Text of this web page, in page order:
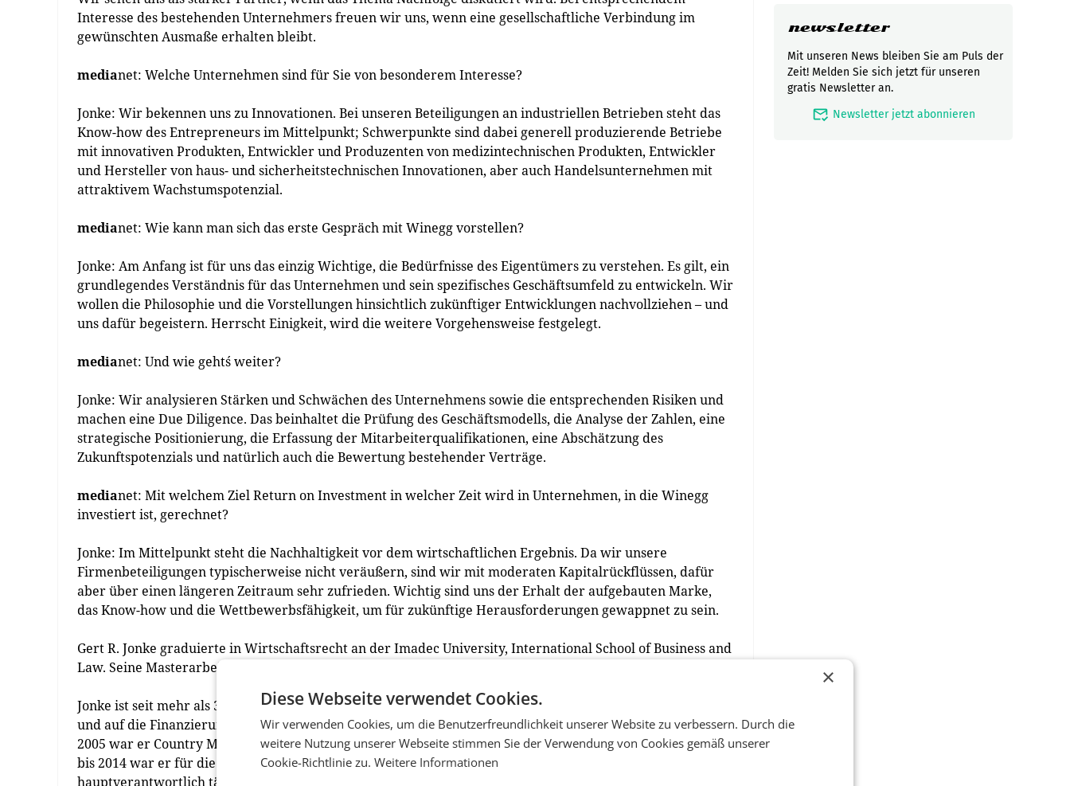
Interesse des bestehenden Unternehmers freuen wir uns, wenn eine gesellschaftliche Verbindung im
gewünschten Ausmaße erhalten bleibt.
medianet: Welche Unternehmen sind für Sie von besonderem Interesse?
Jonke: Wir bekennen uns zu Innovationen. Bei unseren Beteiligungen an industriellen Betrieben steht das
Know-how des Entrepreneurs im Mittelpunkt; Schwerpunkte sind dabei generell produzierende Betriebe
mit innovativen Produkten, Entwickler und Produzenten von medizintechnischen Produkten, Entwickler
und Hersteller von haus- und sicherheitstechnischen Innovationen, aber auch Handelsunternehmen mit
attraktivem Wachstumspotenzial.
medianet: Wie kann man sich das erste Gespräch mit Winegg vorstellen?
Jonke: Am Anfang ist für uns das einzig Wichtige, die Bedürfnisse des Eigentümers zu verstehen. Es gilt, ein
grundlegendes Verständnis für das Unternehmen und sein spezifisches Geschäftsumfeld zu entwickeln. Wir
wollen die Philosophie und die Vorstellungen hinsichtlich zukünftiger Entwicklungen nachvollziehen – und
uns dafür begeistern. Herrscht Einigkeit, wird die weitere Vorgehensweise festgelegt.
medianet: Und wie geht´s weiter?
Jonke: Wir analysieren Stärken und Schwächen des Unternehmens sowie die entsprechenden Risiken und
machen eine Due Diligence. Das beinhaltet die Prüfung des Geschäftsmodells, die Analyse der Zahlen, eine
strategische Positionierung, die Erfassung der Mitarbeiterqualifikationen, eine Abschätzung des
Zukunftspotenzials und natürlich auch die Bewertung bestehender Verträge.
medianet: Mit welchem Ziel Return on Investment in welcher Zeit wird in Unternehmen, in die Winegg
investiert ist, gerechnet?
Jonke: Im Mittelpunkt steht die Nachhaltigkeit vor dem wirtschaftlichen Ergebnis. Da wir unsere
Firmenbeteiligungen typischerweise nicht veräußern, sind wir mit moderaten Kapitalrückflüssen, dafür
aber über einen längeren Zeitraum sehr zufrieden. Wichtig sind uns der Erhalt der aufgebauten Marke,
das Know-how und die Wettbewerbsfähigkeit, um für zukünftige Herausforderungen gewappnet zu sein.
Gert R. Jonke graduierte in Wirtschaftsrecht an der Imadec University, International School of Business and
Law. Seine Masterarbeit wurde von Prof. Gerrit de Geest, Washington University of Law, approbiert.
Jonke ist seit mehr als 30 Jahren erfolgreich als Unternehmer im internationalen Beteiligungsgeschäft tätig
und auf die Finanzierung von Technologieunternehmen und Industriebetrieben spezialisiert. Von 2000 bis
2005 war er Country Manager Österreich für die börsennotierte Gesellschaft 3i Group (FTSE 100). Von 2006
bis 2014 war er für die international ausgerichtete Investment Gesellschaft Gain Capital SA
hauptverantwortlich tätig.
newsletter
Mit unseren News bleiben Sie am Puls der
Zeit! Melden Sie sich jetzt für unseren
gratis Newsletter an.
mark_email_read Newsletter jetzt abonnieren
×
Diese Webseite verwendet Cookies.
Wir verwenden Cookies, um die Benutzerfreundlichkeit unserer Website zu verbessern. Durch die
weitere Nutzung unserer Webseite stimmen Sie der Verwendung von Cookies gemäß unserer
Cookie-Richtlinie zu. Weitere Informationen